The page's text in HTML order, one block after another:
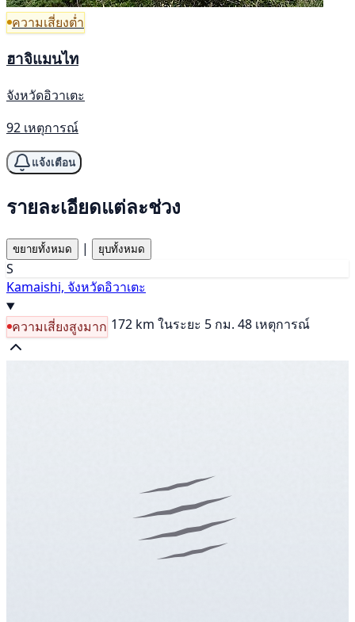
ความเสี่ยงต่ำ
ฮาจิแมนไท
จังหวัดอิวาเตะ
92 เหตุการณ์
แจ้งเตือน
รายละเอียดแต่ละช่วง
ขยายทั้งหมด | ยุบทั้งหมด
S
Kamaishi, จังหวัดอิวาเตะ
ความเสี่ยงสูงมาก 172 km ในระยะ 5 กม. 48 เหตุการณ์